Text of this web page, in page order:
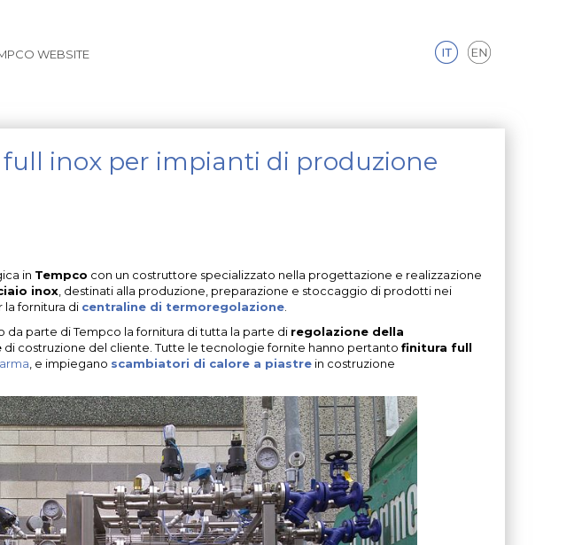
WEBSITE
inox per impianti di produzione
in Tempco con un costruttore specializzato nella progettazione e realizzazione
inox, destinati alla produzione, preparazione e stoccaggio di prodotti nei
la fornitura di centraline di termoregolazione.
parte di Tempco la fornitura di tutta la parte di regolazione della
di costruzione del cliente. Tutte le tecnologie fornite hanno pertanto finitura full
, e impiegano scambiatori di calore a piastrein costruzione